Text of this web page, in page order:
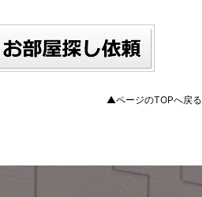
▲ページのTOPへ戻る